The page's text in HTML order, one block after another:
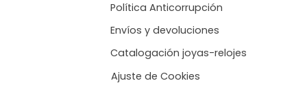
Política Anticorrupción
Envíos y devoluciones
Catalogación joyas-relojes
Ajuste de Cookies